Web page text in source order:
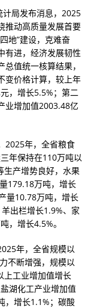
局发布消息，2025
推动高质量发展首要
地”建设，克难奋
有进，经济发展韧性
值统一核算结果，
变价格计算，较上年
，增长5.5%；第二
业增加值2003.48亿
2025年，全省粮食
年保持在110万吨以
生产增势良好，水果
179.18万吨，增长
量10.78万吨，增长
出栏增长1.9%、家
，增长4.5%。
年，全省规模以
不断增强，规模以
上工业增加值增长
湖化工产业增加值
，增长1.1%；碳酸